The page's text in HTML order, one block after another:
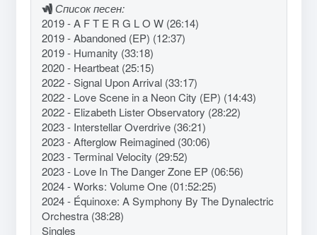
Список песен:
2019 - A F T E R G L O W (26:14)
2019 - Abandoned (EP) (12:37)
2019 - Humanity (33:18)
2020 - Heartbeat (25:15)
2022 - Signal Upon Arrival (33:17)
2022 - Love Scene in a Neon City (EP) (14:43)
2022 - Elizabeth Lister Observatory (28:22)
2023 - Interstellar Overdrive (36:21)
2023 - Afterglow Reimagined (30:06)
2023 - Terminal Velocity (29:52)
2023 - Love In The Danger Zone EP (06:56)
2024 - Works: Volume One (01:52:25)
2024 - Équinoxe: A Symphony By The Dynalectric
Orchestra (38:28)
Singles